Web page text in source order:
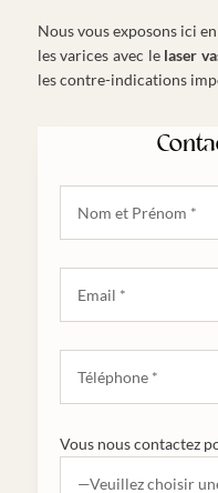
Nous vous exposons ici
les varices avec le laser
les contre-indications
Vous nous contactez